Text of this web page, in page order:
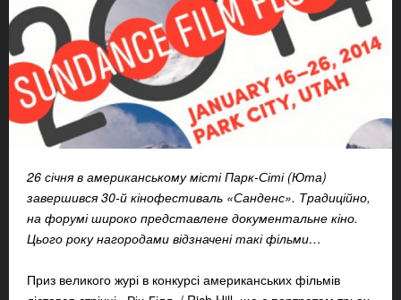
26 січня в американському місті Парк-Сіті (Юта)
завершився 30-й кінофестиваль «Санденс». Традиційно,
на форумі широко представлене документальне кіно.
Цього року нагородами відзначені такі фільми…
Приз великого журі в конкурсі американських фільмів